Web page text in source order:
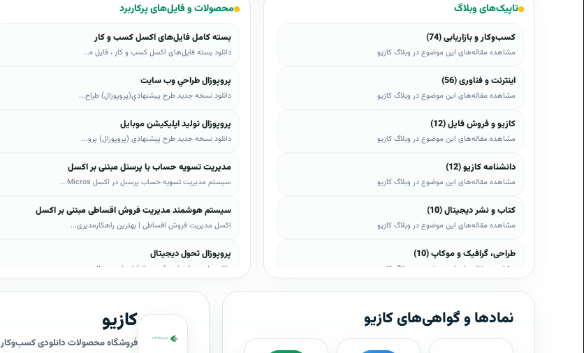
تاپیک‌های وبلاگ
کسب‌وکار و بازاریابی (74)
مشاهده مقاله‌های این موضوع در وبلاگ کازیو
اینترنت و فناوری (56)
مشاهده مقاله‌های این موضوع در وبلاگ کازیو
کازیو و فروش فایل (12)
مشاهده مقاله‌های این موضوع در وبلاگ کازیو
دانشنامه کازیو (12)
مشاهده مقاله‌های این موضوع در وبلاگ کازیو
کتاب و نشر دیجیتال (10)
مشاهده مقاله‌های این موضوع در وبلاگ کازیو
طراحی، گرافیک و موکاپ (10)
مشاهده مقاله‌های این موضوع در وبلاگ کازیو
مشاهده مقاله‌های این موضوع در وبلاگ کازیو
موبایل و اندروید (6)
محصولات و فایل‌های پرکاربرد
بسته کامل فایل‌های اکسل کسب و کار
دانلود بسته فایل‌های اکسل کسب و کار ، فایل ه...
پروپوزال طراحي وب سايت
دانلود نسخه جدید طرح پيشنهادي(پروپوزال) طراح...
پروپوزال تولید اپلیکیشن موبایل
دانلود نسخه جدید طرح پیشنهادی (پروپوزال) پرو...
مدیریت تسویه حساب با پرسنل مبتنی بر اکسل
سیستم مدیریت تسویه حساب پرسنل در اکسل Micros...
سیستم هوشمند مدیریت فروش اقساطی مبتنی بر اکسل
اکسل مدیریت فروش اقساطی | بهترین راهکارمدیری...
پروپوزال تحول دیجیتال
دانلود طرح پیشنهادی (پروپوزال) تحول دیجیتال،...
پروپوزال AI
دانلود طرح پيشنهادي(پروپوزال) هوش مصنوعی (AI...
پروپوزال بیزاجی
نمادها و گواهی‌های کازیو کازیو
فروشگاه محصولات دانلودی کسب‌وکار